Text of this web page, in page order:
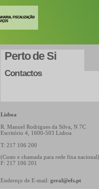
Perto de Si
Contactos
Lisboa
R. Manuel Rodrigues da Silva, N 7C
Escritório 4, 1600-503 Lisboa
T: 217 106 200
(Custo e chamada para rede fixa nacional)
F: 217 106 201
Endereço de E-mail: geral@efs.pt